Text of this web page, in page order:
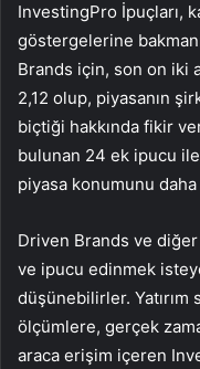
InvestingPro İpuçları,
göstergelerine
Brands için, son on iki
2,12 olup, piyasanın
biçtiği hakkında fikir
bulunan 24 ek ipucu
piyasa konumunu
Driven Brands ve diğer
ve ipucu edinmek
düşünebilirler.
ölçümlere, gerçek
araca erişim içeren